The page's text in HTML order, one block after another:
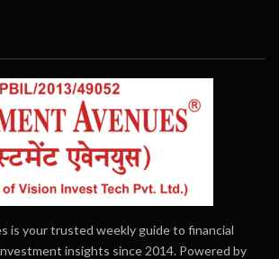
is your trusted weekly guide to financial
insights since 2014. Powered by